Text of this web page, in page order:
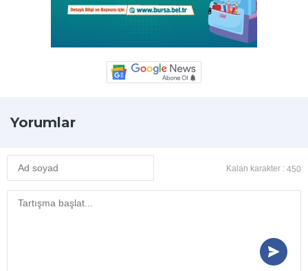
Yorumlar
Kalan karakter : 450